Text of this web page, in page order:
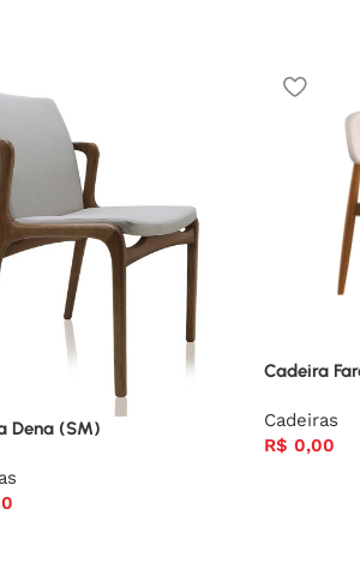
Dena (SM)
Cadeira
Cadeiras
R$ 0,00